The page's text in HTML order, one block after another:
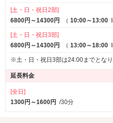
[土・日・祝日2部]
6800円～14300円
（ 10:00～13:00
[土・日・祝日3部]
6800円～14300円
（ 13:00～18:00
※土・日・祝日3部は24:00までとなり
延長料金
[全日]
1300円～1600円 /30分